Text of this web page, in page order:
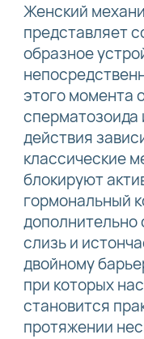
Женский
представляет
образное
этого момента
сперматозоида
действия
классические
блокируют
гормональный
дополнительно
слизь и
двойному
при которых
становится
протяжении